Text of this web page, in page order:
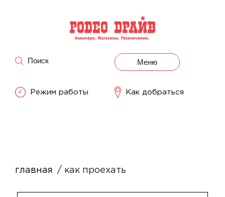
Поиск Меню
Режим работы Как добраться
главная как проехать